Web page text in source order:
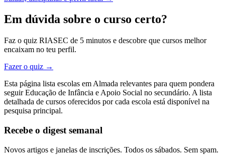
Em dúvida sobre o curso certo?
Faz o quiz RIASEC de 5 minutos e descobre que cursos melhor
encaixam no teu perfil.
Fazer o quiz →
Esta página lista escolas em Almada relevantes para quem pondera
seguir Educação de Infância e Apoio Social no secundário. A lista
detalhada de cursos oferecidos por cada escola está disponível na
pesquisa principal.
Recebe o digest semanal
Novos artigos e janelas de inscrições. Todos os sábados. Sem spam.